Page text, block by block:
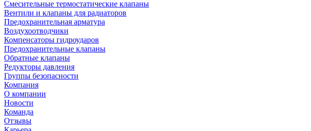
Смесительные термостатические клапаны
Вентили и клапаны для радиаторов
Предохранительная арматура
Воздухоотводчики
Компенсаторы гидроударов
Предохранительные клапаны
Обратные клапаны
Редукторы давления
Группы безопасности
Компания
О компании
Новости
Команда
Отзывы